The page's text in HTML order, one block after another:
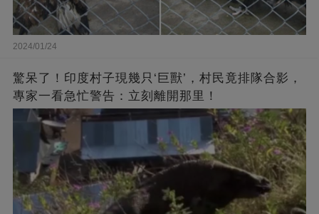
2024/01/24
驚呆了！印度村子現幾只‘巨獸’，村民竟排隊合影，
專家一看急忙警告：立刻離開那里！